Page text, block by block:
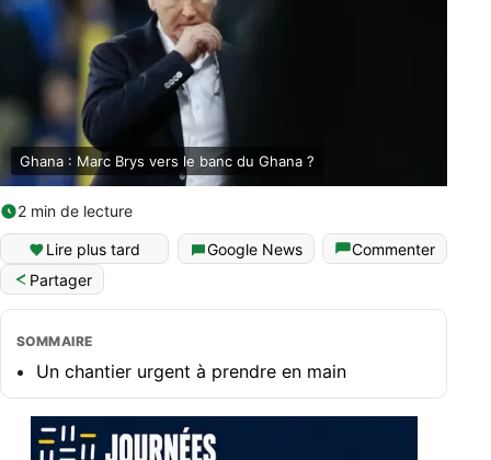
Ghana : Marc Brys vers le banc du Ghana ?
2 min de lecture
Lire plus tard Google News
Commenter
Partager
SOMMAIRE
Un chantier urgent à prendre en main